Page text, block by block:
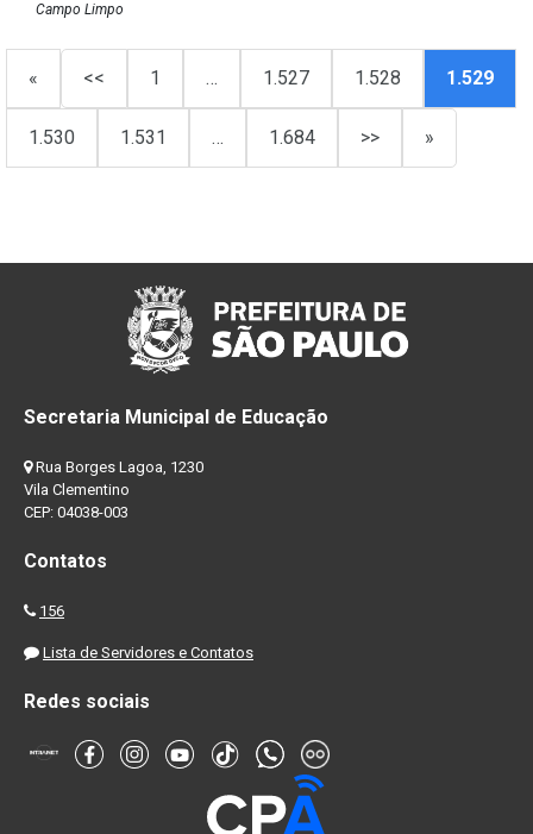
Campo Limpo
« << 1 … 1.527 1.528 1.529
1.530 1.531 … 1.684 >> »
Secretaria Municipal de Educação
Rua Borges Lagoa, 1230
Vila Clementino
CEP: 04038-003
Contatos
156
Lista de Servidores e Contatos
Redes sociais